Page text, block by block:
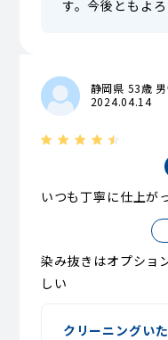
す。今後ともよ
静岡県 53歳
2024.04.14
いつも丁寧に仕上が
染み抜きはオプショ
しい
クリーニングい